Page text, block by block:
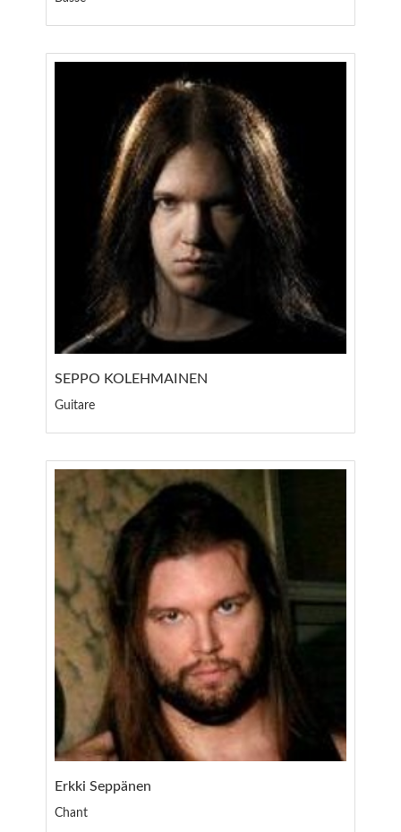
SEPPO KOLEHMAINEN
Guitare
Erkki Seppänen
Chant